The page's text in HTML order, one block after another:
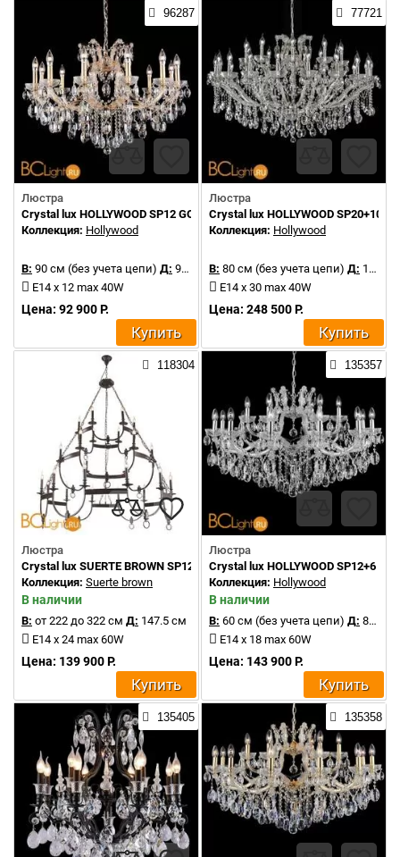
96287
Люстра
Crystal lux HOLLYWOOD SP12 GOLD
Коллекция: Hollywood
В: 90 см (без учета цепи) Д: 90 см
E14 x 12 max 40W
Цена: 92 900 Р.
Купить
77721
Люстра
Crystal lux HOLLYWOOD SP20+10
Коллекция: Hollywood
В: 80 см (без учета цепи) Д: 120 см
E14 x 30 max 40W
Цена: 248 500 Р.
Купить
118304
Люстра
Crystal lux SUERTE BROWN SP12+6+6
Коллекция: Suerte brown
В наличии
В: от 222 до 322 см Д: 147.5 см
E14 x 24 max 60W
Цена: 139 900 Р.
Купить
135357
Люстра
Crystal lux HOLLYWOOD SP12+6
Коллекция: Hollywood
В наличии
В: 60 см (без учета цепи) Д: 85 см
E14 x 18 max 60W
Цена: 143 900 Р.
Купить
135405 135358